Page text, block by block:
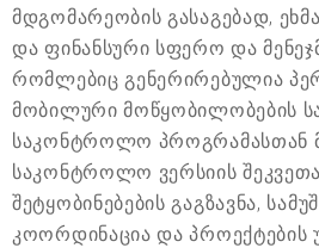
მდგომარეობის გასაგებად,
და ფინანსური სფერო და
რომლებიც გენერირებულია
მობილური მოწყობილობების
საკონტროლო პროგრამასთან
საკონტროლო ვერსიის
შეტყობინებების გაგზავნა,
კოორდინაცია და